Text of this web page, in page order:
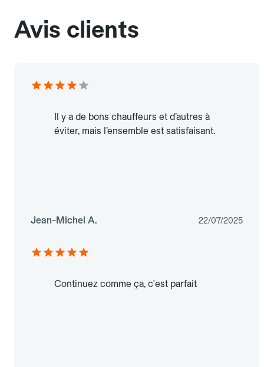
Avis clients
Il y a de bons chauffeurs et d’autres à
éviter, mais l’ensemble est satisfaisant.
Jean-Michel A. 22/07/2025
Continuez comme ça, c'est parfait